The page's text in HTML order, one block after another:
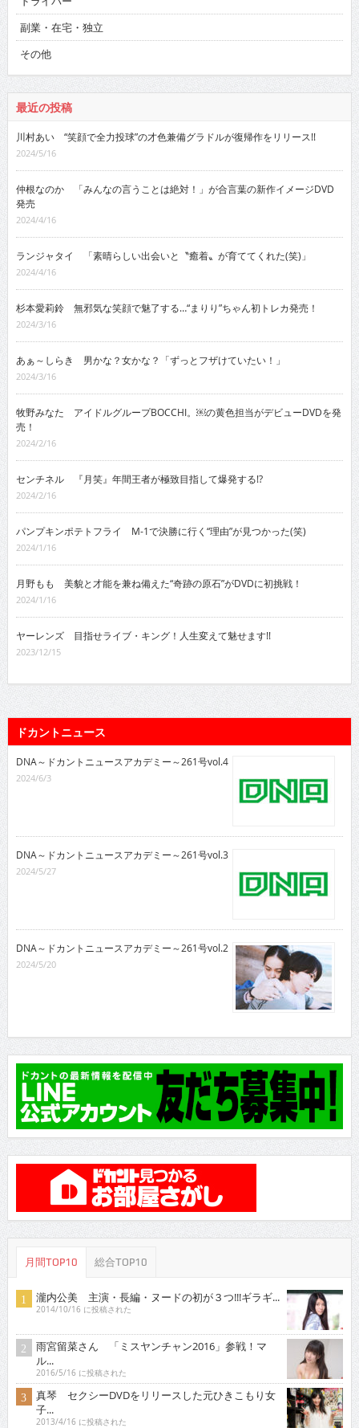
副業・在宅・独立
その他
最近の投稿
川村あい “笑顔で全力投球”の才色兼備グラドルが復帰作をリリース!!
2024/5/16
仲根なのか 「みんなの言うことは絶対！」が合言葉の新作イメージDVD
発売
2024/4/16
ランジャタイ 「素晴らしい出会いと〝癒着〟が育ててくれた(笑)」
2024/4/16
杉本愛莉鈴 無邪気な笑顔で魅了する…“まりり”ちゃん初トレカ発売！
2024/3/16
あぁ～しらき 男かな？女かな？「ずっとフザけていたい！」
2024/3/16
牧野みなた アイドルグループBOCCHI。￼の黄色担当がデビューDVDを発
売！
2024/2/16
センチネル 『月笑』年間王者が極致目指して爆発する!?
2024/2/16
パンプキンポテトフライ M-1で決勝に行く“理由”が見つかった(笑)
2024/1/16
月野もも 美貌と才能を兼ね備えた“奇跡の原石”がDVDに初挑戦！
2024/1/16
ヤーレンズ 目指せライブ・キング！人生変えて魅せます!!
2023/12/15
ドカントニュース
DNA～ドカントニュースアカデミー～261号vol.4
2024/6/3
DNA～ドカントニュースアカデミー～261号vol.3
2024/5/27
DNA～ドカントニュースアカデミー～261号vol.2
2024/5/20
月間TOP10 総合TOP10
瀧内公美 主演・長編・ヌードの初が３つ!!!ギラギ...
2014/10/16 に投稿された
雨宮留菜さん 「ミスヤンチャン2016」参戦！マ
ル...
2016/5/16 に投稿された
真琴 セクシーDVDをリリースした元ひきこもり女
子...
2013/4/16 に投稿された